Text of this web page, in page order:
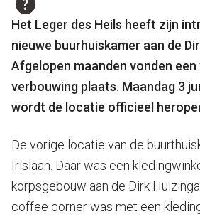
Het Leger des Heils heeft zijn
nieuwe buurhuiskamer aan de
Afgelopen maanden vonden
verbouwing plaats. Maandag 3
wordt de locatie officieel
De vorige locatie van de
Irislaan. Daar was een
korpsgebouw aan de Dirk
coffee corner was met een